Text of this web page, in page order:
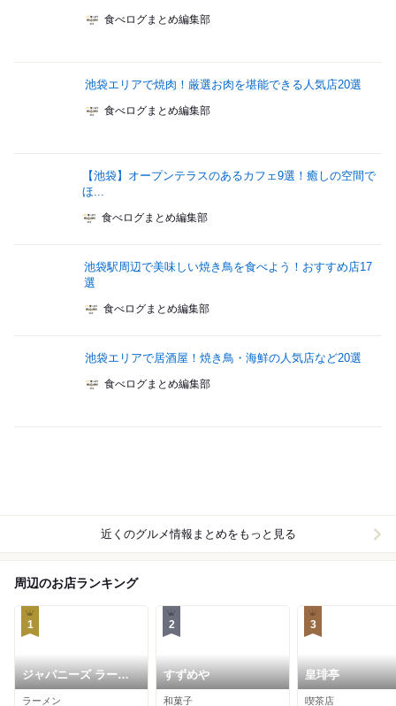
食べログまとめ編集部
池袋エリアで焼肉！厳選お肉を堪能できる人気店20選
食べログまとめ編集部
【池袋】オープンテラスのあるカフェ9選！癒しの空間で
ほ...
食べログまとめ編集部
池袋駅周辺で美味しい焼き鳥を食べよう！おすすめ店17
選
食べログまとめ編集部
池袋エリアで居酒屋！焼き鳥・海鮮の人気店など20選
食べログまとめ編集部
近くのグルメ情報まとめをもっと見る
周辺のお店ランキング
1
ジャパニーズ ラーメ
ン 五感
ラーメン
2
すずめや
和菓子
3
皇琲亭
喫茶店